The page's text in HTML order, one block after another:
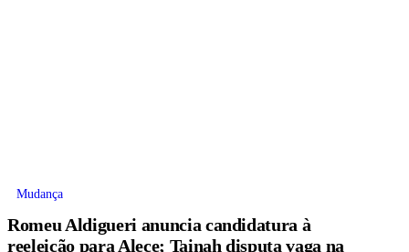
Mudança
Romeu Aldigueri anuncia candidatura à
reeleição para Alece; Tainah disputa vaga na